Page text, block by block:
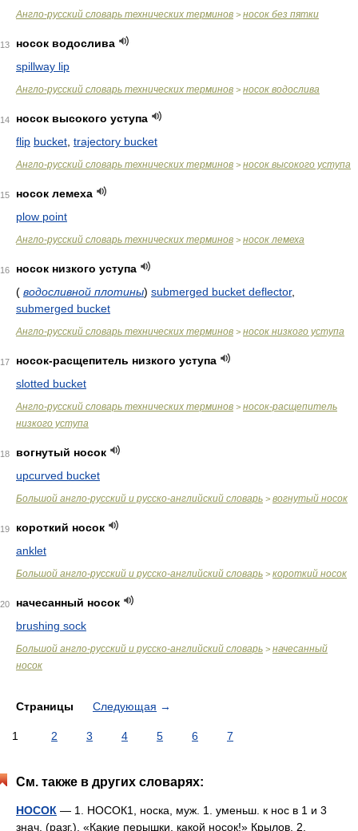
Англо-русский словарь технических терминов > носок без пятки
13
носок водослива
spillway lip
Англо-русский словарь технических терминов > носок водослива
14
носок высокого уступа
flip bucket trajectory bucket
Англо-русский словарь технических терминов > носок высокого уступа
15
носок лемеха
plow point
Англо-русский словарь технических терминов > носок лемеха
16
носок низкого уступа
( водосливной плотины) submerged bucket deflector,
submerged bucket
Англо-русский словарь технических терминов > носок низкого уступа
17
носок-расщепитель низкого уступа
slotted bucket
Англо-русский словарь технических терминов > носок-расщепитель
низкого уступа
18
вогнутый носок
upcurved bucket
Большой англо-русский и русско-английский словарь > вогнутый носок
19
короткий носок
anklet
Большой англо-русский и русско-английский словарь > короткий носок
20
начесанный носок
brushing sock
Большой англо-русский и русско-английский словарь > начесанный
носок
Страницы Следующая →
1 2 3 4 5 6 7
См. также в других словарях:
НОСОК — 1. НОСОК1, носка, муж. 1. уменьш. к нос в 1 и 3
знач. (разг.). «Какие перышки, какой носок!» Крылов. 2.